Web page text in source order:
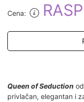
Cena:
Queen of Seduction
privlačan, elegantan i